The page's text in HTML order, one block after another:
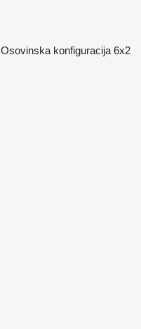
Osovinska konfiguracija 6x2